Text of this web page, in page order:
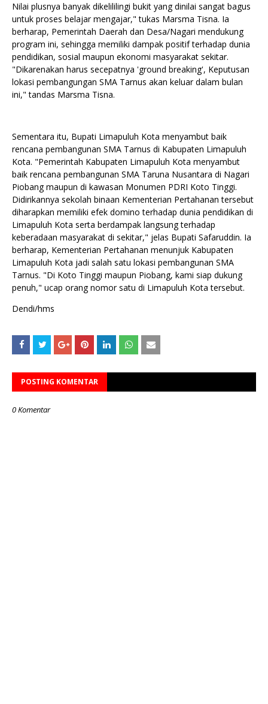
Nilai plusnya banyak dikelililingi bukit yang dinilai sangat bagus
untuk proses belajar mengajar," tukas Marsma Tisna. Ia
berharap, Pemerintah Daerah dan Desa/Nagari mendukung
program ini, sehingga memiliki dampak positif terhadap dunia
pendidikan, sosial maupun ekonomi masyarakat sekitar.
"Dikarenakan harus secepatnya 'ground breaking', Keputusan
lokasi pembangungan SMA Tarnus akan keluar dalam bulan
ini," tandas Marsma Tisna.
Sementara itu, Bupati Limapuluh Kota menyambut baik
rencana pembangunan SMA Tarnus di Kabupaten Limapuluh
Kota. "Pemerintah Kabupaten Limapuluh Kota menyambut
baik rencana pembangunan SMA Taruna Nusantara di Nagari
Piobang maupun di kawasan Monumen PDRI Koto Tinggi.
Didirikannya sekolah binaan Kementerian Pertahanan tersebut
diharapkan memiliki efek domino terhadap dunia pendidikan di
Limapuluh Kota serta berdampak langsung terhadap
keberadaan masyarakat di sekitar," jelas Bupati Safaruddin. Ia
berharap, Kementerian Pertahanan menunjuk Kabupaten
Limapuluh Kota jadi salah satu lokasi pembangunan SMA
Tarnus. "Di Koto Tinggi maupun Piobang, kami siap dukung
penuh," ucap orang nomor satu di Limapuluh Kota tersebut.
Dendi/hms
POSTING KOMENTAR
0 Komentar